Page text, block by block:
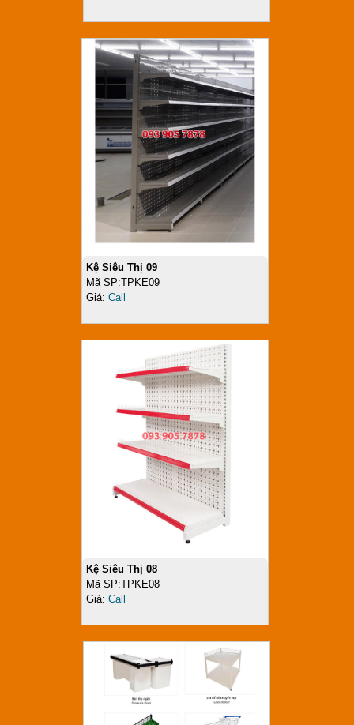
Kệ Siêu Thị 09
Mã SP:TPKE09
Giá: Call
Kệ Siêu Thị 08
Mã SP:TPKE08
Giá: Call